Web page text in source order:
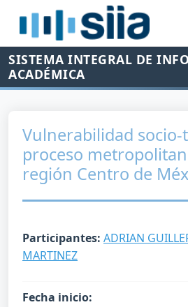
SISTEMA INTEGRAL DE
ACADÉMICA
Vulnerabilidad
proceso
región Centro de
Participantes: ADRIAN
MARTINEZ
Fecha inicio: